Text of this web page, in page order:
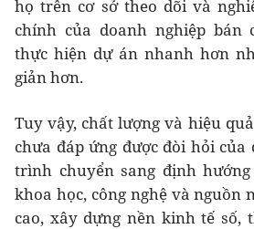
họ trên cơ sở theo dõi và
chính của doanh nghiệp bán
thực hiện dự án nhanh hơn
giản hơn.
Tuy vậy, chất lượng và hiệu
chưa đáp ứng được đòi hỏi của
trình chuyển sang định
khoa học, công nghệ và nguồn
cao, xây dựng nền kinh tế số,